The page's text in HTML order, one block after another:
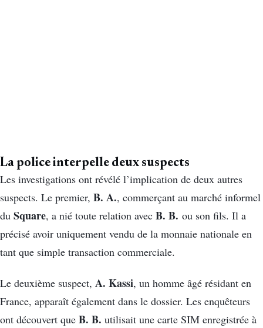
La police interpelle deux suspects
Les investigations ont révélé l’implication de deux autres
suspects. Le premier, B. A., commerçant au marché informel
du Square, a nié toute relation avec B. B. ou son fils. Il a
précisé avoir uniquement vendu de la monnaie nationale en
tant que simple transaction commerciale.
Le deuxième suspect, A. Kassi, un homme âgé résidant en
France, apparaît également dans le dossier. Les enquêteurs
ont découvert que B. B. utilisait une carte SIM enregistrée à